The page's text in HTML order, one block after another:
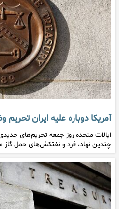
آمریکا دوباره علیه ایران تحریم
ایالات متحده روز جمعه تحریم‌های
چندین نهاد، فرد و نفتکش‌های حمل گاز